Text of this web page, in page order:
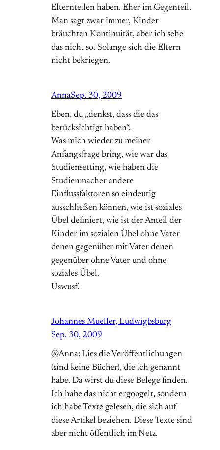
Elternteilen haben. Eher im Gegenteil.
Man sagt zwar immer, Kinder
bräuchten Kontinuität, aber ich sehe
das nicht so. Solange sich die Eltern
nicht bekriegen.
AnnaSep. 30, 2009
Eben, du „denkst, dass die das
berücksichtigt haben“.
Was mich wieder zu meiner
Anfangsfrage bring, wie war das
Studiensetting, wie haben die
Studienmacher andere
Einflussfaktoren so eindeutig
ausschließen können, wie ist soziales
Übel definiert, wie ist der Anteil der
Kinder im sozialen Übel ohne Vater
denen gegenüber mit Vater denen
gegenüber ohne Vater und ohne
soziales Übel.
Uswusf.
Johannes Mueller, Ludwigbsburg
Sep. 30, 2009
@Anna: Lies die Veröffentlichungen
(sind keine Bücher), die ich genannt
habe. Da wirst du diese Belege finden.
Ich habe das nicht ergoogelt, sondern
ich habe Texte gelesen, die sich auf
diese Artikel beziehen. Diese Texte sind
aber nicht öffentlich im Netz.